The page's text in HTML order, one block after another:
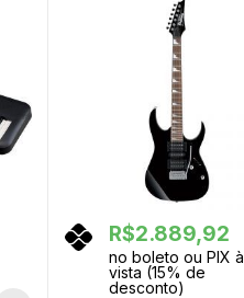
R$2.889,92
no boleto ou PIX à
vista (15% de
desconto)